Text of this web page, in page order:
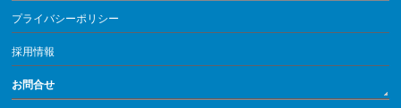
プライバシーポリシー
採用情報
お問合せ